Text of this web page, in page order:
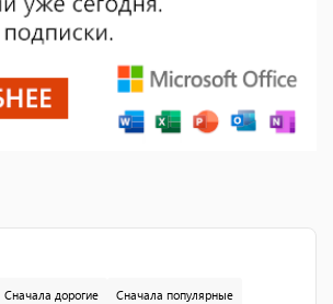
Сначала дорогие Сначала популярные